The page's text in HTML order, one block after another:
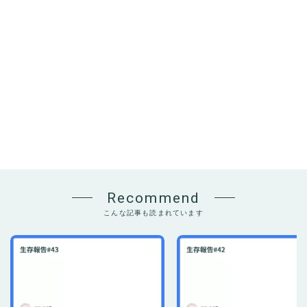
Recommend
こんな記事も読まれています